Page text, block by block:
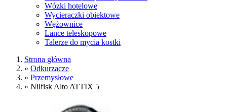
Wózki hotelowe
Wycieraczki obiektowe
Wężownice
Lance teleskopowe
Talerze do mycia kostki
Strona główna
» Odkurzacze
» Przemysłowe
» Nilfisk Alto ATTIX 5